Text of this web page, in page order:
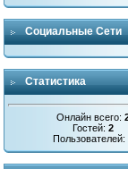
Социальные Сети
Статистика
Онлайн всего:
Гостей:2
Пользователей: